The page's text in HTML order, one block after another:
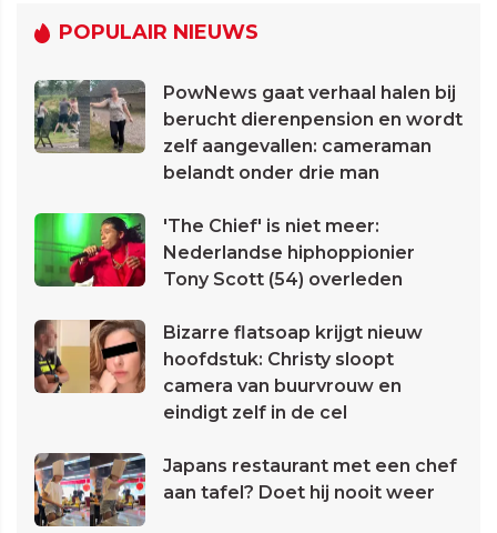
POPULAIR NIEUWS
PowNews gaat verhaal halen bij
berucht dierenpension en wordt
zelf aangevallen: cameraman
belandt onder drie man
'The Chief' is niet meer:
Nederlandse hiphoppionier
Tony Scott (54) overleden
Bizarre flatsoap krijgt nieuw
hoofdstuk: Christy sloopt
camera van buurvrouw en
eindigt zelf in de cel
Japans restaurant met een chef
aan tafel? Doet hij nooit weer